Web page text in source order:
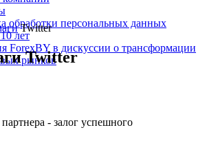
обработки персональных данных
лет
ForexBY в дискуссии о трансформации
рынков
Twitter
Twitter
- залог успешного